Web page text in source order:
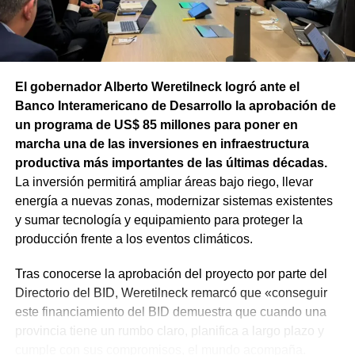
El gobernador Alberto Weretilneck logró ante el
Banco Interamericano de Desarrollo la aprobación de
un programa de US$ 85 millones para poner en
marcha una de las inversiones en infraestructura
productiva más importantes de las últimas décadas.
La inversión permitirá ampliar áreas bajo riego, llevar
energía a nuevas zonas, modernizar sistemas existentes
y sumar tecnología y equipamiento para proteger la
producción frente a los eventos climáticos.
Tras conocerse la aprobación del proyecto por parte del
Directorio del BID, Weretilneck remarcó que «conseguir
este financiamiento del BID demuestra que cuando una
provincia tiene un rumbo claro, planifica a largo plazo y